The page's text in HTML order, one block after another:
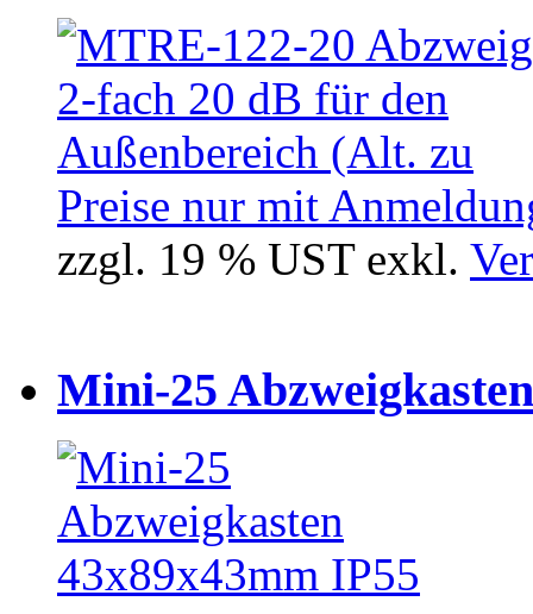
Preise nur mit
zzgl. 19 % UST exkl.
Mini-25